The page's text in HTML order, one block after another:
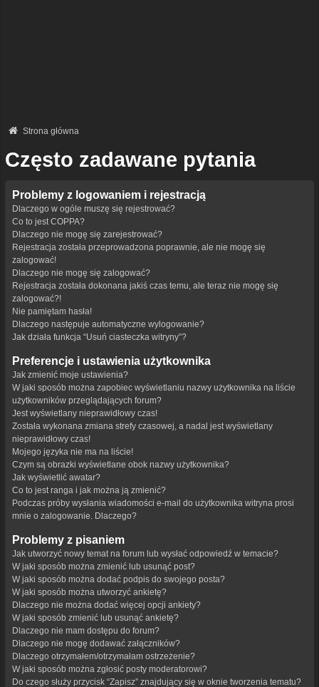
Strona główna
Często zadawane pytania
Problemy z logowaniem i rejestracją
Dlaczego w ogóle muszę się rejestrować?
Co to jest COPPA?
Dlaczego nie mogę się zarejestrować?
Rejestracja została przeprowadzona poprawnie, ale nie mogę się
zalogować!
Dlaczego nie mogę się zalogować?
Rejestracja została dokonana jakiś czas temu, ale teraz nie mogę się
zalogować?!
Nie pamiętam hasła!
Dlaczego następuje automatyczne wylogowanie?
Jak działa funkcja “Usuń ciasteczka witryny”?
Preferencje i ustawienia użytkownika
Jak zmienić moje ustawienia?
W jaki sposób można zapobiec wyświetlaniu nazwy użytkownika na liście
użytkowników przeglądających forum?
Jest wyświetlany nieprawidłowy czas!
Została wykonana zmiana strefy czasowej, a nadal jest wyświetlany
nieprawidłowy czas!
Mojego języka nie ma na liście!
Czym są obrazki wyświetlane obok nazwy użytkownika?
Jak wyświetlić awatar?
Co to jest ranga i jak można ją zmienić?
Podczas próby wysłania wiadomości e-mail do użytkownika witryna prosi
mnie o zalogowanie. Dlaczego?
Problemy z pisaniem
Jak utworzyć nowy temat na forum lub wysłać odpowiedź w temacie?
W jaki sposób można zmienić lub usunąć post?
W jaki sposób można dodać podpis do swojego posta?
W jaki sposób można utworzyć ankietę?
Dlaczego nie można dodać więcej opcji ankiety?
W jaki sposób zmienić lub usunąć ankietę?
Dlaczego nie mam dostępu do forum?
Dlaczego nie mogę dodawać załączników?
Dlaczego otrzymałem/otrzymałam ostrzeżenie?
W jaki sposób można zgłosić posty moderatorowi?
Do czego służy przycisk “Zapisz” znajdujący się w oknie tworzenia tematu?